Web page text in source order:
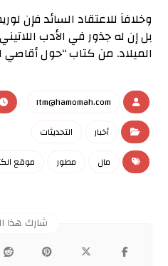
وخلافاَ للاعتقاد السائد فإن
بل إن له جذور في الأدب
الميلاد. من كتاب “حول أقاصي
Itm@hamomah.com
أخبار
التحديثات
مال
مطور موقع